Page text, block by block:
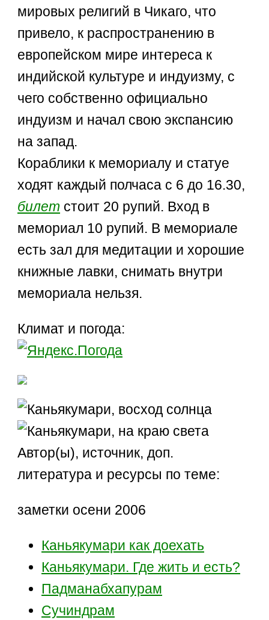
мировых религий в Чикаго, что
привело, к распространению в
европейском мире интереса к
индийской культуре и индуизму, с
чего собственно официально
индуизм и начал свою экспансию
на запад.
Кораблики к мемориалу и статуе
ходят каждый полчаса с 6 до 16.30,
билет стоит 20 рупий. Вход в
мемориал 10 рупий. В мемориале
есть зал для медитации и хорошие
книжные лавки, снимать внутри
мемориала нельзя.
Климат и погода:
Автор(ы), источник, доп.
литература и ресурсы по теме:
заметки осени 2006
Каньякумари как доехать
Каньякумари. Где жить и есть?
Падманабхапурам
Сучиндрам